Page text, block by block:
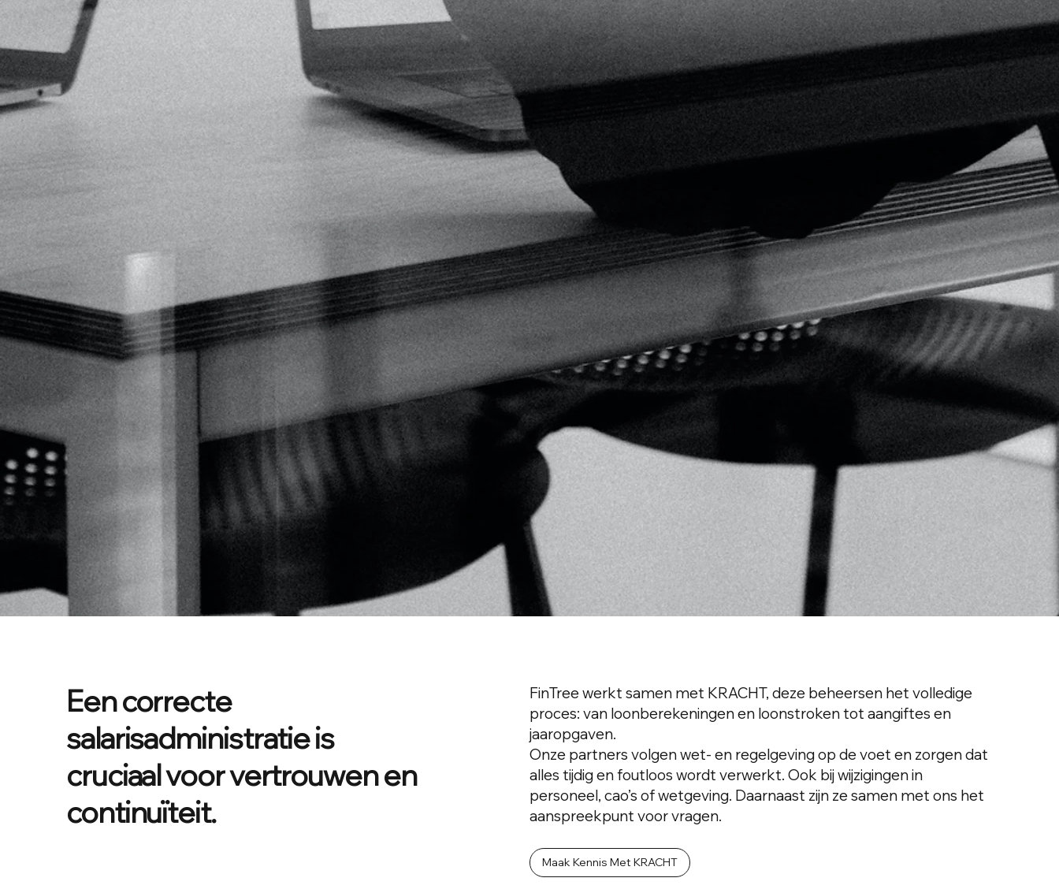
Een correcte
salarisadministratie is
cruciaal voor vertrouwen en
continuïteit.
FinTree werkt samen met KRACHT, deze beheersen het volledige
proces: van loonberekeningen en loonstroken tot aangiftes en
jaaropgaven.
Onze partners volgen wet- en regelgeving op de voet en zorgen dat
alles tijdig en foutloos wordt verwerkt. Ook bij wijzigingen in
personeel, cao’s of wetgeving. Daarnaast zijn ze samen met ons het
aanspreekpunt voor vragen.
Maak Kennis Met KRACHT